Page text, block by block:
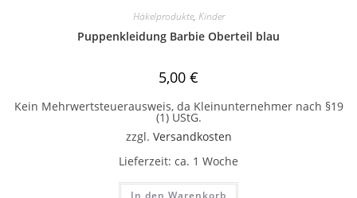
Häkelprodukte, Kinder
Puppenkleidung Barbie Oberteil blau
5,00 €
Kein Mehrwertsteuerausweis, da Kleinunternehmer nach §19
(1) UStG.
zzgl. Versandkosten
Lieferzeit: ca. 1 Woche
In den Warenkorb